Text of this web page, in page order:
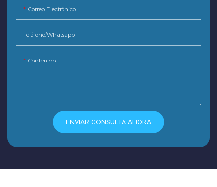
Correo Electrónico
Teléfono/whatsapp
Contenido
ENVIAR CONSULTA AHORA